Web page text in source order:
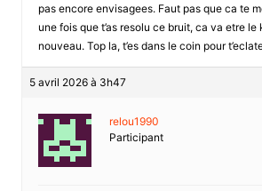
pas encore envisagees. Faut pas que ca te
une fois que t’as resolu ce bruit, ca va etre le
nouveau. Top la, t’es dans le coin pour
5 avril 2026 à 3h47
relou1990
Participant